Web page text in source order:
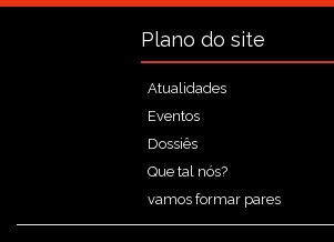
Plano do site
Atualidades
Eventos
Dossiês
Que tal nós?
vamos formar pares